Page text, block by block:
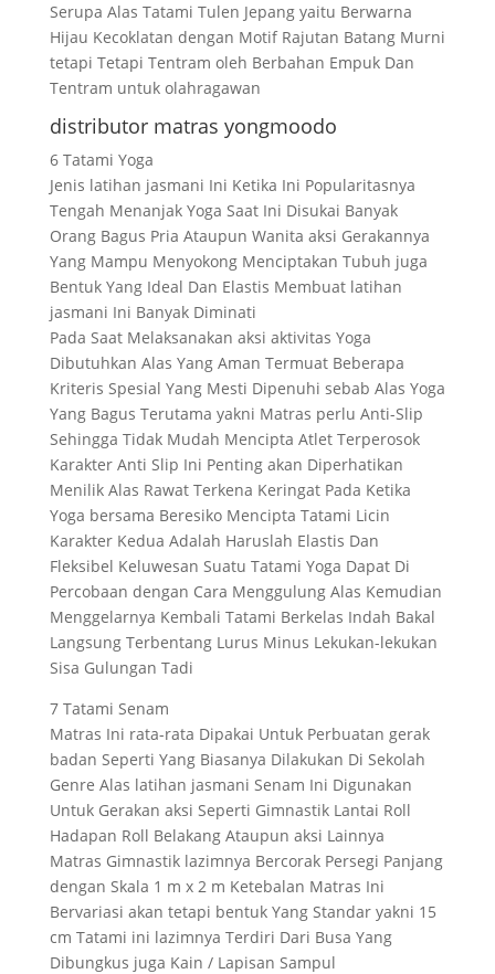
Serupa Alas Tatami Tulen Jepang yaitu Berwarna
Hijau Kecoklatan dengan Motif Rajutan Batang Murni
tetapi Tetapi Tentram oleh Berbahan Empuk Dan
Tentram untuk olahragawan
distributor matras yongmoodo
6 Tatami Yoga
Jenis latihan jasmani Ini Ketika Ini Popularitasnya
Tengah Menanjak Yoga Saat Ini Disukai Banyak
Orang Bagus Pria Ataupun Wanita aksi Gerakannya
Yang Mampu Menyokong Menciptakan Tubuh juga
Bentuk Yang Ideal Dan Elastis Membuat latihan
jasmani Ini Banyak Diminati
Pada Saat Melaksanakan aksi aktivitas Yoga
Dibutuhkan Alas Yang Aman Termuat Beberapa
Kriteris Spesial Yang Mesti Dipenuhi sebab Alas Yoga
Yang Bagus Terutama yakni Matras perlu Anti-Slip
Sehingga Tidak Mudah Mencipta Atlet Terperosok
Karakter Anti Slip Ini Penting akan Diperhatikan
Menilik Alas Rawat Terkena Keringat Pada Ketika
Yoga bersama Beresiko Mencipta Tatami Licin
Karakter Kedua Adalah Haruslah Elastis Dan
Fleksibel Keluwesan Suatu Tatami Yoga Dapat Di
Percobaan dengan Cara Menggulung Alas Kemudian
Menggelarnya Kembali Tatami Berkelas Indah Bakal
Langsung Terbentang Lurus Minus Lekukan-lekukan
Sisa Gulungan Tadi
7 Tatami Senam
Matras Ini rata-rata Dipakai Untuk Perbuatan gerak
badan Seperti Yang Biasanya Dilakukan Di Sekolah
Genre Alas latihan jasmani Senam Ini Digunakan
Untuk Gerakan aksi Seperti Gimnastik Lantai Roll
Hadapan Roll Belakang Ataupun aksi Lainnya
Matras Gimnastik lazimnya Bercorak Persegi Panjang
dengan Skala 1 m x 2 m Ketebalan Matras Ini
Bervariasi akan tetapi bentuk Yang Standar yakni 15
cm Tatami ini lazimnya Terdiri Dari Busa Yang
Dibungkus juga Kain / Lapisan Sampul